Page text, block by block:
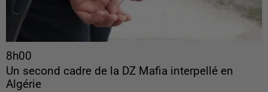
8h00
Un second cadre de la DZ Mafia interpellé en
Algérie